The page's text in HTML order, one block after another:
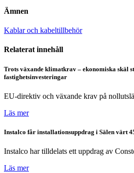
Ämnen
Kablar och kabeltillbehör
Relaterat innehåll
Trots växande klimatkrav – ekonomiska skäl
fastighetsinvesteringar
EU-direktiv och växande krav på
Läs mer
Instalco får installationsuppdrag i Sälen värt
Instalco har tilldelats ett uppdrag av
Läs mer